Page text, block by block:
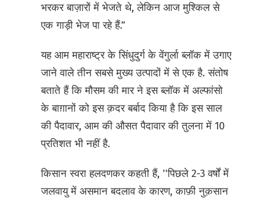
भरकर बाज़ारों में भेजते थे, लेकिन आज मुश्किल से
एक गाड़ी भेज पा रहे हैं.”
यह आम महाराष्ट्र के सिंधुदुर्ग के वेंगुर्ला ब्लॉक में उगाए
जाने वाले तीन सबसे मुख्य उत्पादों में से एक है. संतोष
बताते हैं कि मौसम की मार ने इस ब्लॉक में अल्फांसो
के बाग़ानों को इस क़दर बर्बाद किया है कि इस साल
की पैदावार, आम की औसत पैदावार की तुलना में 10
प्रतिशत भी नहीं है.
किसान स्वरा हलदणकर कहती हैं, ''पिछले 2-3 वर्षों में
जलवायु में असमान बदलाव के कारण, काफ़ी नुक़सान